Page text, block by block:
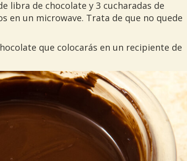
libra de chocolate y 3 cucharadas de
en un microwave. Trata de que no quede
que colocarás en un recipiente de